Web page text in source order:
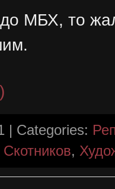
МБХ, то
| Categories:
Скотников,